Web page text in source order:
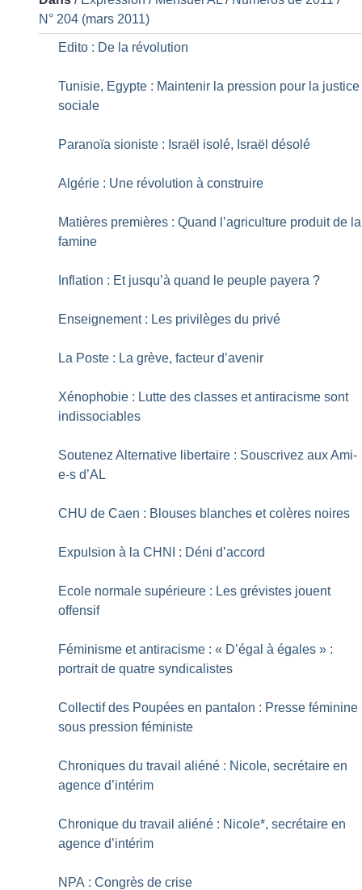
N° 204 (mars 2011)
Edito : De la révolution
Tunisie, Egypte : Maintenir la pression pour la justice
sociale
Paranoïa sioniste : Israël isolé, Israël désolé
Algérie : Une révolution à construire
Matières premières : Quand l’agriculture produit de la
famine
Inflation : Et jusqu’à quand le peuple payera ?
Enseignement : Les privilèges du privé
La Poste : La grève, facteur d’avenir
Xénophobie : Lutte des classes et antiracisme sont
indissociables
Soutenez Alternative libertaire : Souscrivez aux Ami-
e-s d’AL
CHU de Caen : Blouses blanches et colères noires
Expulsion à la CHNI : Déni d’accord
Ecole normale supérieure : Les grévistes jouent
offensif
Féminisme et antiracisme : « D’égal à égales » :
portrait de quatre syndicalistes
Collectif des Poupées en pantalon : Presse féminine
sous pression féministe
Chroniques du travail aliéné : Nicole, secrétaire en
agence d’intérim
Chronique du travail aliéné : Nicole*, secrétaire en
agence d’intérim
NPA : Congrès de crise